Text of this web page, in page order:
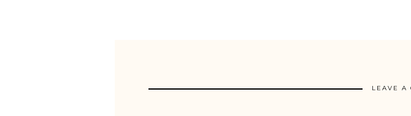
LEAVE A